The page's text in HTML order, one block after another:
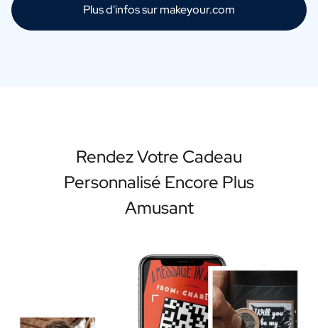
Plus d'infos sur makeyour.com
Rendez Votre Cadeau
Personnalisé Encore Plus
Amusant